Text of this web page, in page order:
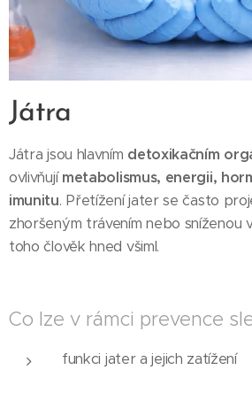
Játra
Játra jsou hlavním detoxikačním
ovlivňujímetabolismus, energii,
imunitu. Přetížení jater se často
zhoršeným trávením nebo sníženou
toho člověk hned všiml.
Co lze v rámci prevence
funkci jater a jejich zatížení